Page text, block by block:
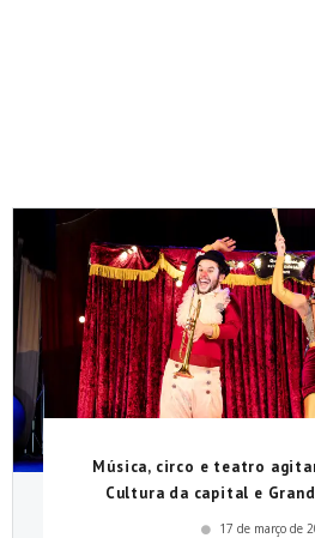
Música, circo e teatro
Cultura da capital e
17 de março de